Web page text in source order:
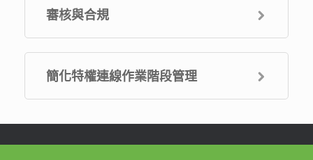
審核與合規
簡化特權連線作業階段管理